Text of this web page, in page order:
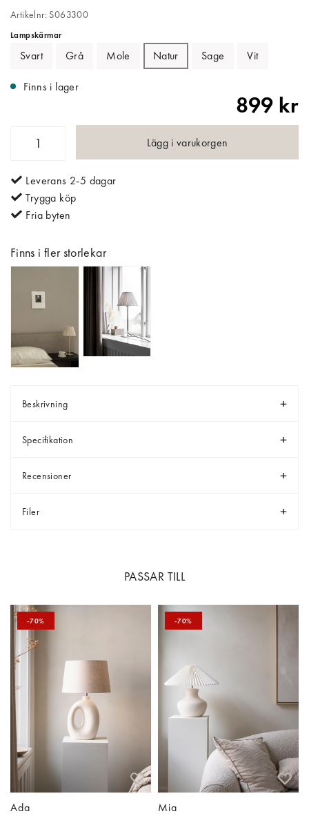
Artikelnr: S063300
Lampskärmar
Svart Grå Mole Natur Sage Vit
Finns i lager
899 kr
Lägg i varukorgen
Leverans 2-5 dagar
Trygga köp
Fria byten
Finns i fler storlekar
Beskrivning
Specifikation
Recensioner
Filer
PASSAR TILL
-70%
Ada
-70%
Mia